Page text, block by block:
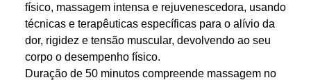
físico, massagem intensa e rejuvenescedora, usando
técnicas e terapêuticas específicas para o alívio da
dor, rigidez e tensão muscular, devolvendo ao seu
corpo o desempenho físico.
Duração de 50 minutos compreende massagem no